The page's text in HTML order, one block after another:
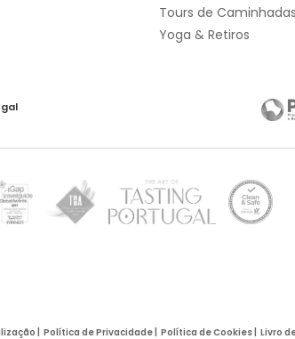
Tours de Caminhadas
Yoga & Retiros
| Política de Privacidade| Política de Cookies| Livro